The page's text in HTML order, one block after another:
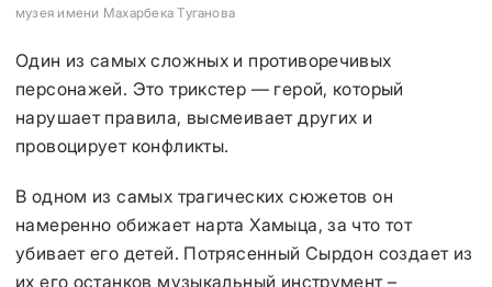
музея имени Махарбека Туганова
Один из самых сложных и противоречивых
персонажей. Это трикстер — герой, который
нарушает правила, высмеивает других и
провоцирует конфликты.
В одном из самых трагических сюжетов он
намеренно обижает нарта Хамыца, за что тот
убивает его детей. Потрясенный Сырдон создает из
их его останков музыкальный инструмент –